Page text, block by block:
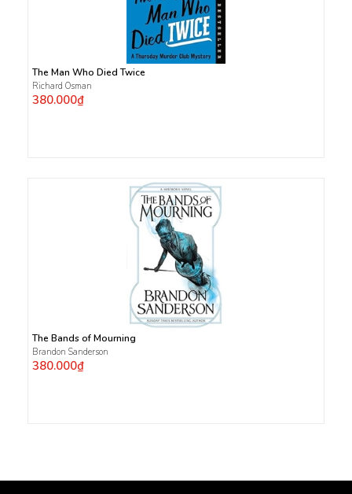
The Man Who Died Twice
Richard Osman
380.000₫
The Bands of Mourning
Brandon Sanderson
380.000₫